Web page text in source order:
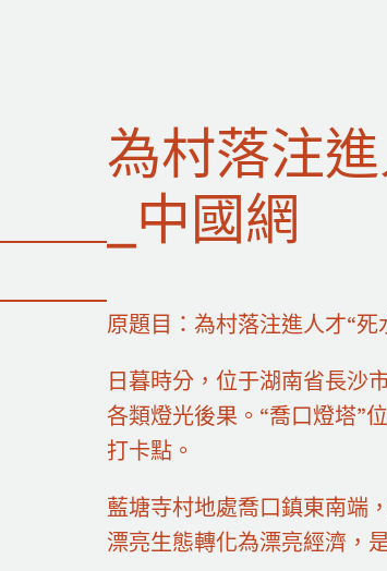
為村落注
_中國網
原題目：為村落注進人才“死
日暮時分，位于湖南省長沙
各類燈光後果。“喬口燈塔”
打卡點。
藍塘寺村地處喬口鎮東南端
漂亮生態轉化為漂亮經濟，